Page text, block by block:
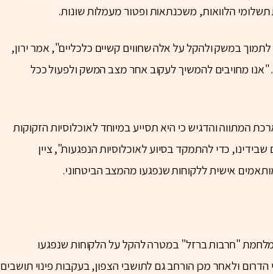
הלוואות, משכנתאות ופטור מעמלות שונות.
במשק ולהקל על אלה שחווים קשיים כלכליים", אמר ירון,
מחויבים להמשיך לעקוב אחר מצב המשק ולפעול ככל
המתווה והדגיש כי היא תסייע במיוחד לאוכלוסיות הזקוקות
כדי להתמקד בסיוע לאוכלוסיות הנפגעות", ציין
אישית ללקוחות שנפגעו מהמצב הביטחוני.
"חרבות ברזל" במטרה להקל על הלקוחות שנפגעו
ולאחר מכן הורחב גם לתושבי הצפון, בעקבות פינוי תושבים